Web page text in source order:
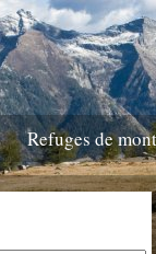
Refuges de